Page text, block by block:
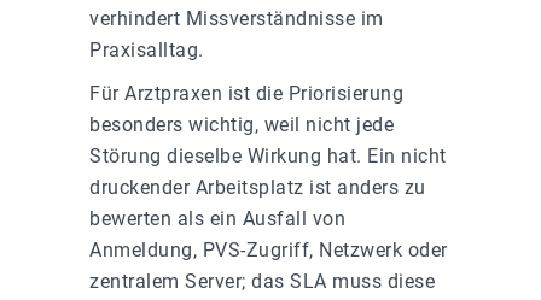
verhindert Missverständnisse im
Praxisalltag.
Für Arztpraxen ist die Priorisierung
besonders wichtig, weil nicht jede
Störung dieselbe Wirkung hat. Ein nicht
druckender Arbeitsplatz ist anders zu
bewerten als ein Ausfall von
Anmeldung, PVS-Zugriff, Netzwerk oder
zentralem Server; das SLA muss diese